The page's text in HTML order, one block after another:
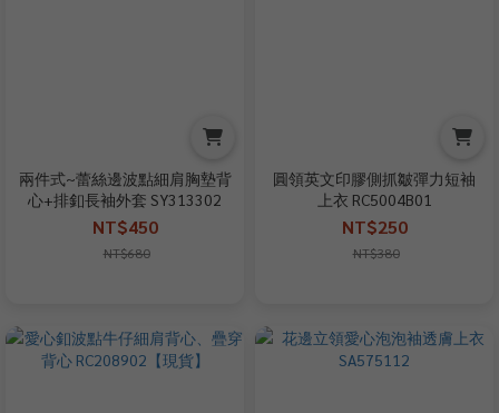
兩件式~蕾絲邊波點細肩胸墊背
心+排釦長袖外套 SY313302
NT$450
NT$680
圓領英文印膠側抓皺彈力短袖
上衣 RC5004B01
NT$250
NT$380